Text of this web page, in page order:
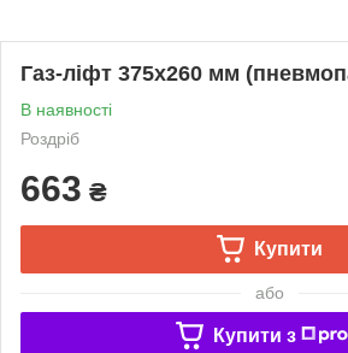
Газ-ліфт 375x260 мм
В наявності
Роздріб
663 ₴
Купити
або
Купити з